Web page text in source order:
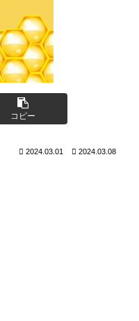
コピー
2024.03.01 2024.03.08